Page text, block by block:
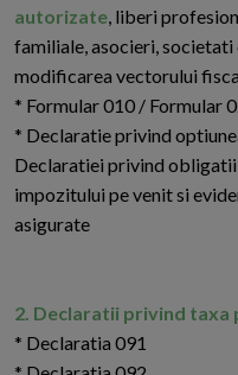
autorizate, liberi
familiale, asocieri,
modificarea vectorului
* Formular 010 / Formular
* Declaratie privind
Declaratiei privind
impozitului pe venit si
asigurate
2. Declaratii privind taxa
* Declaratia 091